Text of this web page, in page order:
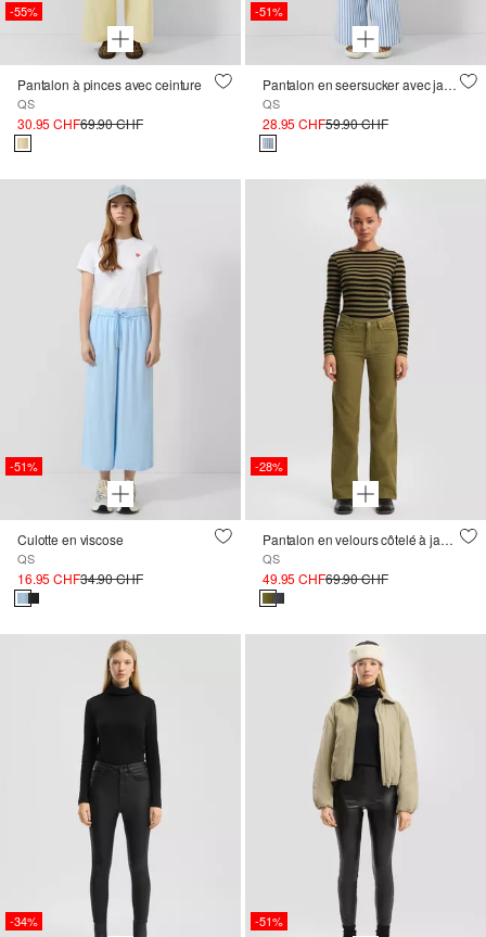
-55%
Pantalon à pinces avec ceinture
QS
30.95 CHF69.90 CHF
-51%
Pantalon en seersucker avec jambes larges
QS
28.95 CHF59.90 CHF
-51%
Culotte en viscose
QS
16.95 CHF34.90 CHF
-28%
Pantalon en velours côtelé à jambe large
QS
49.95 CHF69.90 CHF
-34% -51%